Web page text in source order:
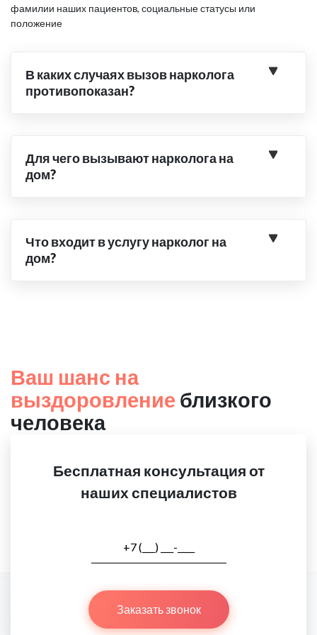
фамилии наших пациентов, социальные статусы или
положение
В каких случаях вызов нарколога
противопоказан?
Для чего вызывают нарколога на
дом?
Что входит в услугу нарколог на
дом?
Ваш шанс на
выздоровление близкого
человека
Бесплатная консультация от
наших специалистов
Заказать звонок